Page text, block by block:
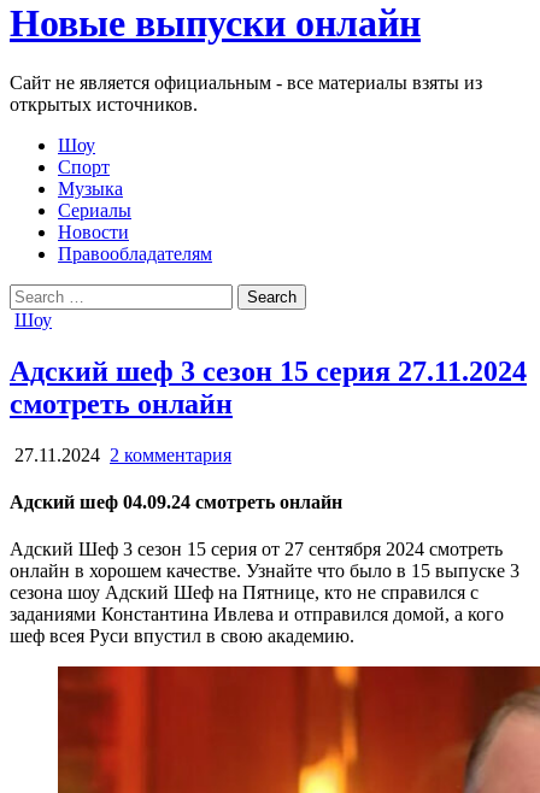
Новые выпуски онлайн
Сайт не является официальным - все материалы взяты из
открытых источников.
Шоу
Спорт
Музыка
Сериалы
Новости
Правообладателям
Search
for:
Posted
Шоу
Адский шеф 3 сезон 15 серия 27.11.2024
смотреть онлайн
27.11.2024 2 комментария
Адский шеф 04.09.24 смотреть онлайн
Адский Шеф 3 сезон 15 серия от 27 сентября 2024 смотреть
онлайн в хорошем качестве. Узнайте что было в 15 выпуске 3
сезона шоу Адский Шеф на Пятнице, кто не справился с
заданиями Константина Ивлева и отправился домой, а кого
шеф всея Руси впустил в свою академию.